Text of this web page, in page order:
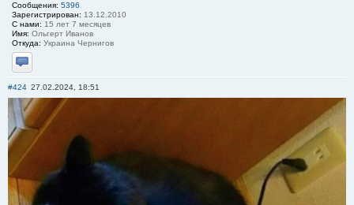
Сообщения: 5396
Зарегистрирован: 13.12.2010
С нами: 15 лет 7 месяцев
Имя: Ольгерт Иванов
Откуда: Украина Чернигов
Отправить личное сообщение
#424 27.02.2024, 18:51